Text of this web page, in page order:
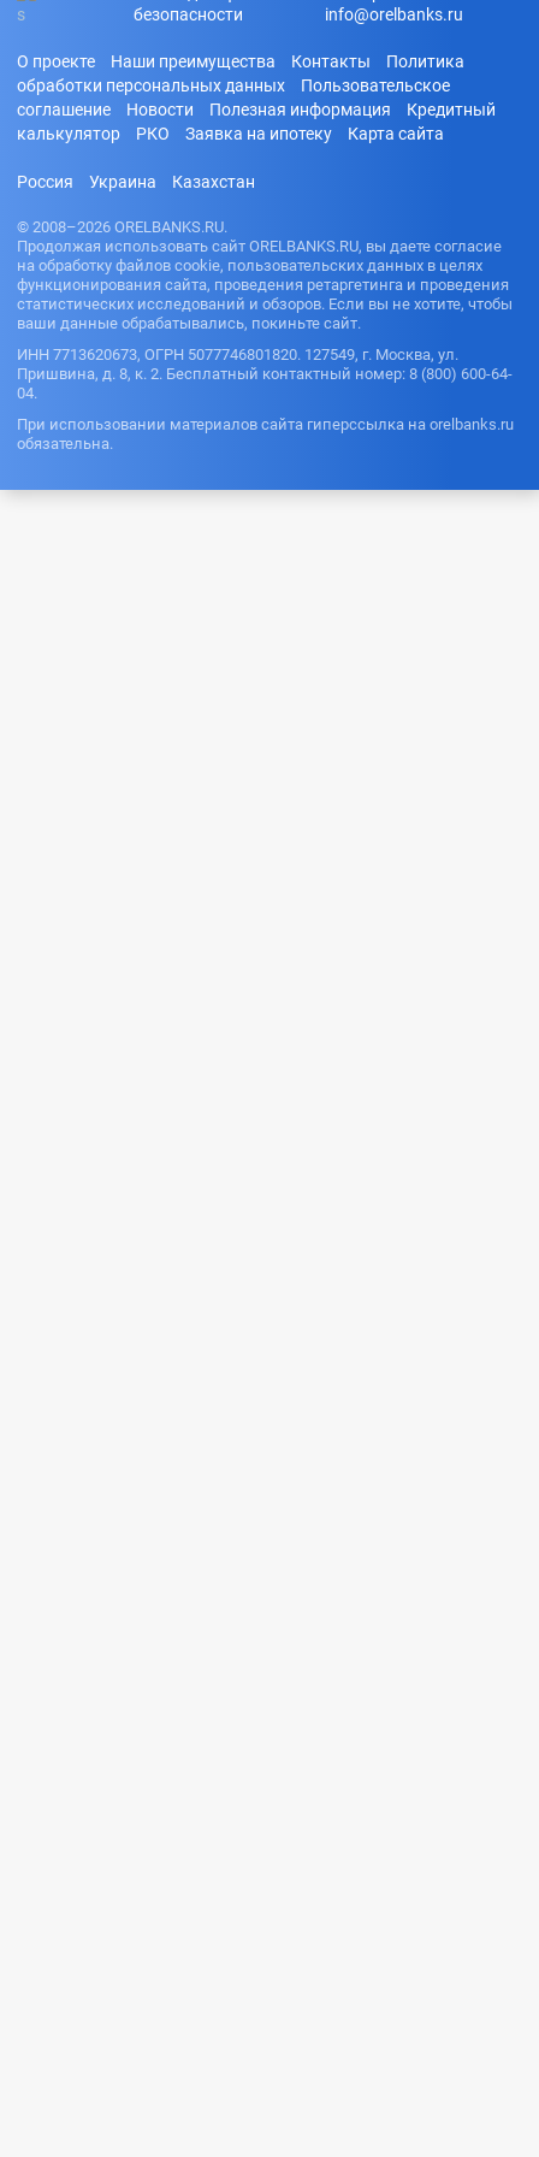
безопасности
info@orelbanks.ru
О проекте Наши преимущества Контакты
Политика
обработки персональных данных
Пользовательское
соглашение
Новости Полезная информация
Кредитный
калькулятор
РКО Заявка на ипотеку Карта сайта
Россия Украина Казахстан
© 2008–2026 ORELBANKS.RU.
Продолжая использовать сайт ORELBANKS.RU, вы даете согласие
на обработку файлов cookie, пользовательских данных в целях
функционирования сайта, проведения ретаргетинга и проведения
статистических исследований и обзоров. Если вы не хотите, чтобы
ваши данные обрабатывались, покиньте сайт.
ИНН 7713620673, ОГРН 5077746801820. 127549, г. Москва, ул.
Пришвина, д. 8, к. 2. Бесплатный контактный номер: 8 (800) 600-64-
04.
При использовании материалов сайта гиперссылка на orelbanks.ru
обязательна.